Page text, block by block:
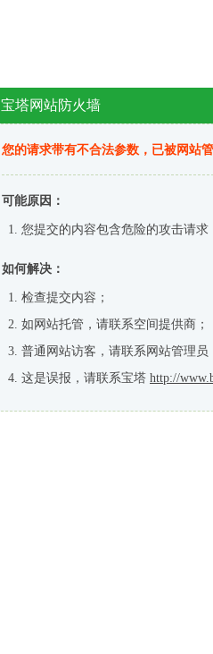
宝塔网站防火墙
您的请求带有不合法参数，已被网站
可能原因：
您提交的内容包含危险的攻击请求
如何解决：
检查提交内容；
如网站托管，请联系空间提供商；
普通网站访客，请联系网站管理员
这是误报，请联系宝塔 http://